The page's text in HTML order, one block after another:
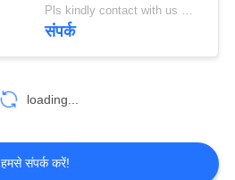
Pls kindly contact with us MOQ:1 दुकान या 5 सेट
संपर्क
loading...
हमसे संपर्क करें!